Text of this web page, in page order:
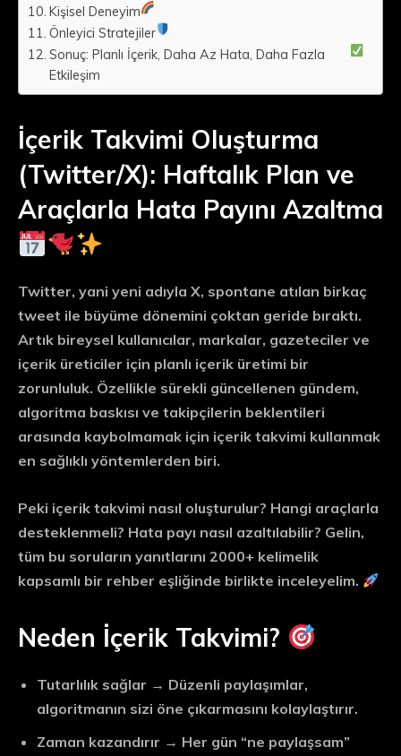
Kişisel Deneyim
Önleyici Stratejiler
Sonuç: Planlı İçerik, Daha Az Hata, Daha Fazla
Etkileşim
İçerik Takvimi Oluşturma
(Twitter/X): Haftalık Plan ve
Araçlarla Hata Payını Azaltma
Twitter, yani yeni adıyla X, spontane atılan birkaç
tweet ile büyüme dönemini çoktan geride bıraktı.
Artık bireysel kullanıcılar, markalar, gazeteciler ve
içerik üreticiler için planlı içerik üretimi bir
zorunluluk. Özellikle sürekli güncellenen gündem,
algoritma baskısı ve takipçilerin beklentileri
arasında kaybolmamak için içerik takvimi kullanmak
en sağlıklı yöntemlerden biri.
Peki içerik takvimi nasıl oluşturulur? Hangi araçlarla
desteklenmeli? Hata payı nasıl azaltılabilir? Gelin,
tüm bu soruların yanıtlarını 2000+ kelimelik
kapsamlı bir rehber eşliğinde birlikte inceleyelim.
Neden İçerik Takvimi?
Tutarlılık sağlar → Düzenli paylaşımlar,
algoritmanın sizi öne çıkarmasını kolaylaştırır.
Zaman kazandırır → Her gün “ne paylaşsam”